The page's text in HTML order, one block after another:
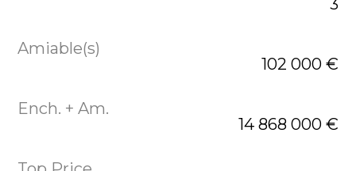
3
102 000 €
14 868 000 €